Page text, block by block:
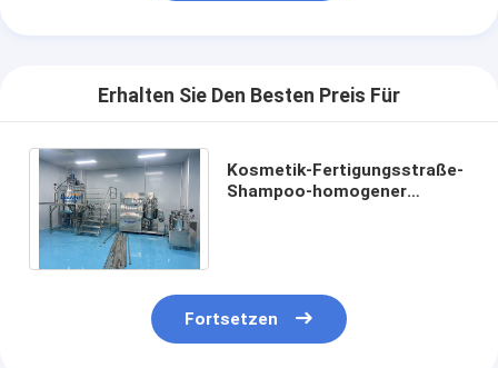
Erhalten Sie Den Besten Preis Für
Kosmetik-Fertigungsstraße-
Shampoo-homogener
Fortsetzen